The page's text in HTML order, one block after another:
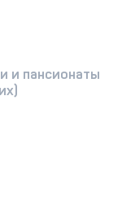
и пансионаты